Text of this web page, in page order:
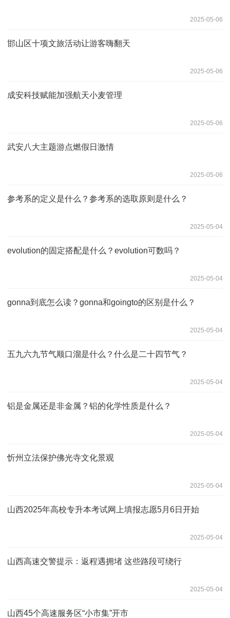
2025-05-06
邯山区十项文旅活动让游客嗨翻天
2025-05-06
成安科技赋能加强航天小麦管理
2025-05-06
武安八大主题游点燃假日激情
2025-05-06
参考系的定义是什么？参考系的选取原则是什么？
2025-05-04
evolution的固定搭配是什么？evolution可数吗？
2025-05-04
gonna到底怎么读？gonna和goingto的区别是什么？
2025-05-04
五九六九节气顺口溜是什么？什么是二十四节气？
2025-05-04
铝是金属还是非金属？铝的化学性质是什么？
2025-05-04
忻州立法保护佛光寺文化景观
2025-05-04
山西2025年高校专升本考试网上填报志愿5月6日开始
2025-05-04
山西高速交警提示：返程遇拥堵 这些路段可绕行
2025-05-04
山西45个高速服务区“小市集”开市